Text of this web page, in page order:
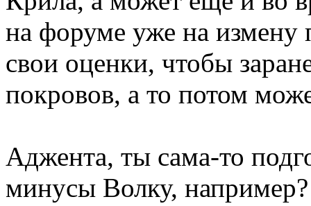
на форуме уже на измену
свои оценки, чтобы
покровов, а то потом
Аджента, ты сама-то
минусы Волку, например?